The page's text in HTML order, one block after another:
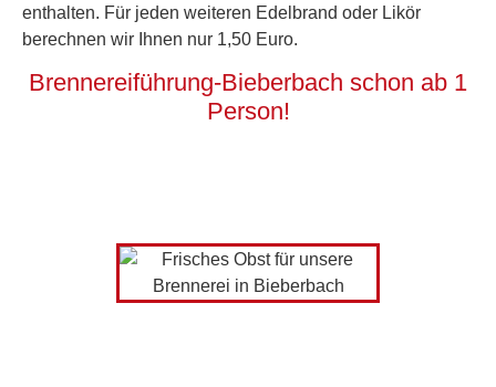
enthalten. Für jeden weiteren Edelbrand oder Likör
berechnen wir Ihnen nur 1,50 Euro.
Brennereiführung-Bieberbach schon ab 1
Person!